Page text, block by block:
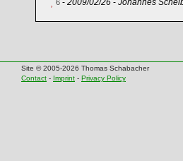
6 - 2009/02/26 - Johannes
Site © 2005-2026 Thomas Schabacher
Contact - Imprint - Privacy Policy